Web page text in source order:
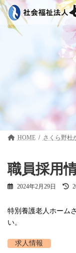
コ
ン
ナ
ビ
HOME さくら野杜
職員採用
2024年2月29日
新
特別養護老人ホーム
い。
求人情報